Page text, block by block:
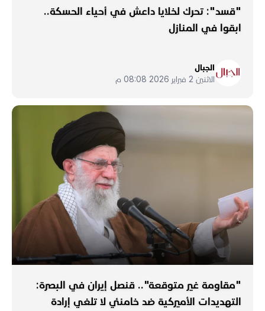
"قسد": تحرك لخلايا داعش في أحياء الحسكة..
ابقوا في المنازل
الجبال
الاثنين 2 فبراير 2026 08:08 م
"مقاومة غير متوقعة".. قنصل إيران في البصرة:
التهديدات الأميركية ضد خامنئي لا تلغي إرادة